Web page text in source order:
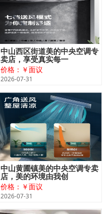
中山西区街道美的中央空调专
卖店，享受真实每一
价格：￥面议
2026-07-31
中山黄圃镇美的中央空调专卖
店，美的环境由我创
价格：￥面议
2026-07-31